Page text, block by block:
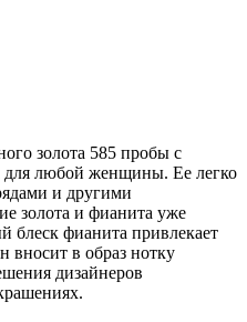
золота 585 пробы с
любой женщины. Ее легко
и другими
золота и фианита уже
блеск фианита привлекает
вносит в образ нотку
дизайнеров